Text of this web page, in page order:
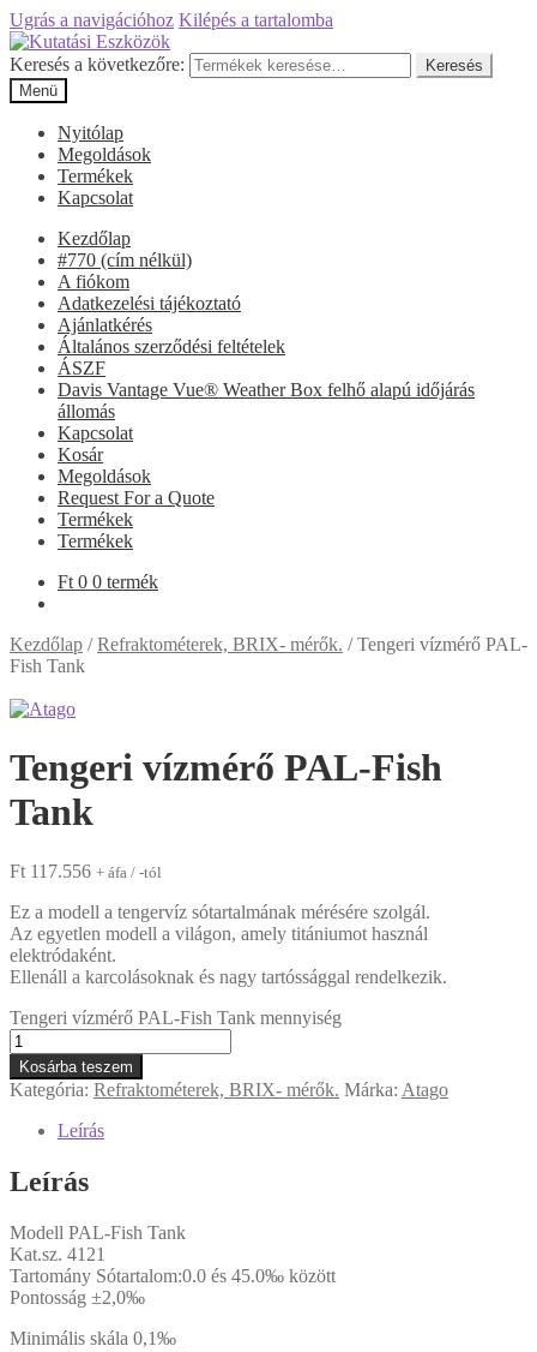
Ugrás a navigációhoz Kilépés a tartalomba
Keresés a következőre:
Keresés
Menü
Nyitólap
Megoldások
Termékek
Kapcsolat
Kezdőlap
#770 (cím nélkül)
A fiókom
Adatkezelési tájékoztató
Ajánlatkérés
Általános szerződési feltételek
ÁSZF
Davis Vantage Vue® Weather Box felhő alapú időjárás
állomás
Kapcsolat
Kosár
Megoldások
Request For a Quote
Termékek
Termékek
Ft 0 0 termék
Kezdőlap /Refraktométerek, BRIX- mérők. /Tengeri vízmérő PAL-
Fish Tank
Tengeri vízmérő PAL-Fish
Tank
Ft 117.556 + áfa / -tól
Ez a modell a tengervíz sótartalmának mérésére szolgál.
Az egyetlen modell a világon, amely titániumot használ
elektródaként.
Ellenáll a karcolásoknak és nagy tartóssággal rendelkezik.
Tengeri vízmérő PAL-Fish Tank mennyiség
Kosárba teszem
Kategória: Refraktométerek, BRIX- mérők. Márka: Atago
Leírás
Leírás
Modell PAL-Fish Tank
Kat.sz. 4121
Tartomány Sótartalom:0.0 és 45.0‰ között
Pontosság ±2,0‰
Minimális skála 0,1‰